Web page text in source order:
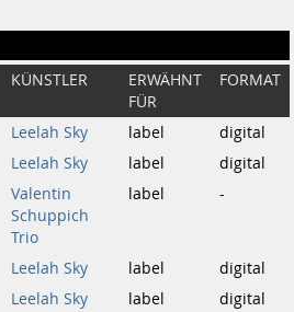
KÜNSTLER
ERWÄHNT
FÜR
FORMAT
Leelah Sky label
digital
Leelah Sky label
digital
Valentin
Schuppich
Trio
label -
Leelah Sky label
digital
Leelah Sky label
digital